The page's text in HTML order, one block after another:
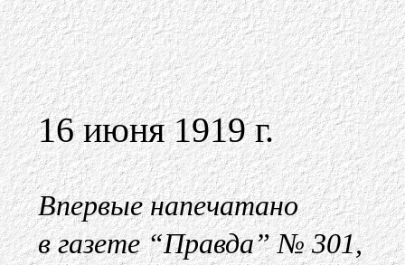
16 июня 1919 г.
Впервые напечатано
в газете “Правда” № 301,